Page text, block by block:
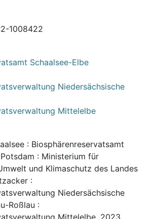
1008422
Schaalsee-Elbe
Niedersächsische
Mittelelbe
: Biosphärenreservatsamt
: Ministerium für
und Klimaschutz des Landes
:
Niedersächsische
Roßlau :